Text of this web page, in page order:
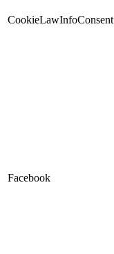
CookieLawInfoConsent
Facebook